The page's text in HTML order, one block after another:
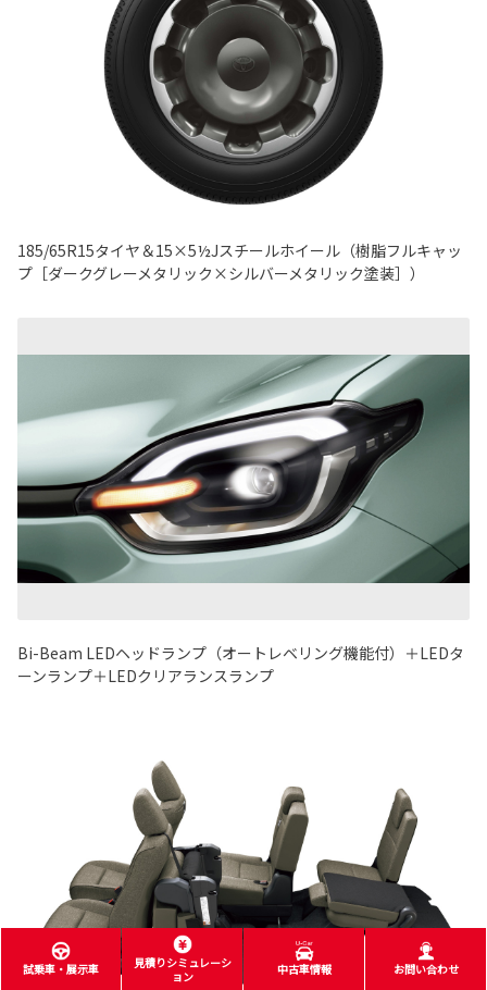
185/65R15タイヤ＆15×5½Jスチールホイール（樹脂フルキャッ
プ［ダークグレーメタリック×シルバーメタリック塗装］）
Bi-Beam LEDヘッドランプ（オートレベリング機能付）＋LEDタ
ーンランプ＋LEDクリアランスランプ
試乗車・展示車
見積りシミュレーシ
ョン
中古車情報 お問い合わせ